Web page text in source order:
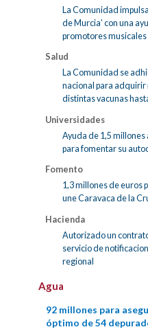
La Comunidad
de Murcia’ con una
promotores musicales
Salud
La Comunidad se
nacional para adquirir
distintas vacunas
Universidades
Ayuda de 1,5
para fomentar su
Fomento
1,3 millones de euros
une Caravaca de la
Hacienda
Autorizado un
servicio de
regional
Agua
92 millones para
óptimo de 54